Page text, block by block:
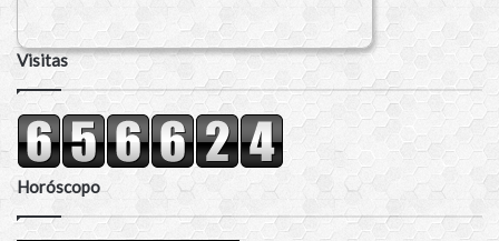
Visitas
Horóscopo